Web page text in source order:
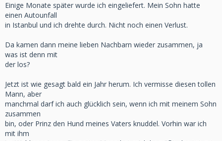
Einige Monate später wurde ich eingeliefert. Mein Sohn hatte
einen Autounfall
in Istanbul und ich drehte durch. Nicht noch einen Verlust.
Da kamen dann meine lieben Nachbarn wieder zusammen, ja
was ist denn mit
der los?
Jetzt ist wie gesagt bald ein Jahr herum. Ich vermisse diesen tollen
Mann, aber
manchmal darf ich auch glücklich sein, wenn ich mit meinem Sohn
zusammen
bin, oder Prinz den Hund meines Vaters knuddel. Vorhin war ich
mit ihm